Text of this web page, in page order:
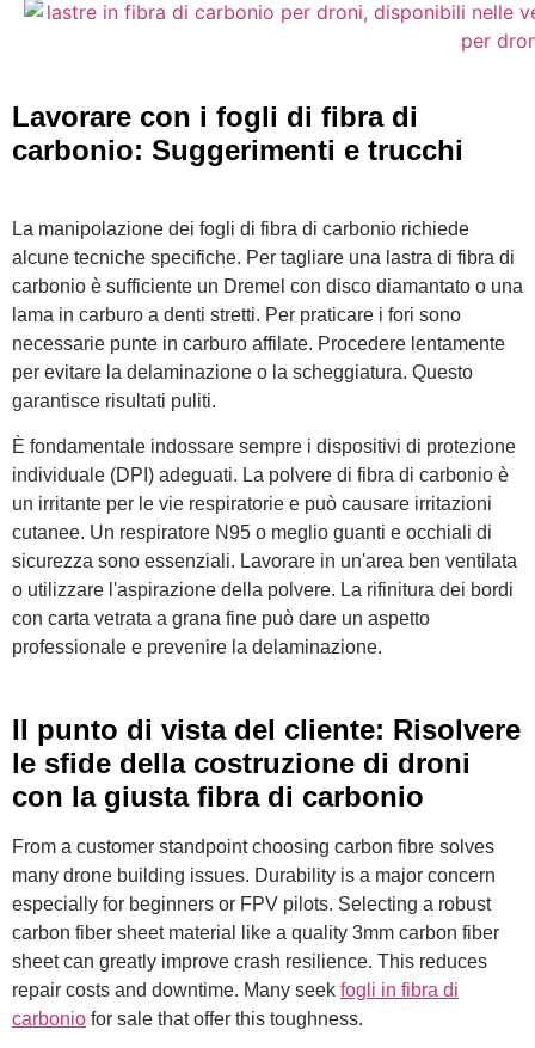
Lavorare con i fogli di fibra di
carbonio: Suggerimenti e trucchi
La manipolazione dei fogli di fibra di carbonio richiede
alcune tecniche specifiche. Per tagliare una lastra di fibra di
carbonio è sufficiente un Dremel con disco diamantato o una
lama in carburo a denti stretti. Per praticare i fori sono
necessarie punte in carburo affilate. Procedere lentamente
per evitare la delaminazione o la scheggiatura. Questo
garantisce risultati puliti.
È fondamentale indossare sempre i dispositivi di protezione
individuale (DPI) adeguati. La polvere di fibra di carbonio è
un irritante per le vie respiratorie e può causare irritazioni
cutanee. Un respiratore N95 o meglio guanti e occhiali di
sicurezza sono essenziali. Lavorare in un'area ben ventilata
o utilizzare l'aspirazione della polvere. La rifinitura dei bordi
con carta vetrata a grana fine può dare un aspetto
professionale e prevenire la delaminazione.
Il punto di vista del cliente: Risolvere
le sfide della costruzione di droni
con la giusta fibra di carbonio
From a customer standpoint choosing carbon fibre solves
many drone building issues. Durability is a major concern
especially for beginners or FPV pilots. Selecting a robust
carbon fiber sheet material like a quality 3mm carbon fiber
sheet can greatly improve crash resilience. This reduces
repair costs and downtime. Many seek fogli in fibra di
carbonio for sale that offer this toughness.